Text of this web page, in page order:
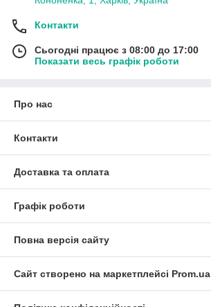
Контакти
Сьогодні працює з 08:00 до 17:00
Показати весь графік роботи
Про нас
Контакти
Доставка та оплата
Графік роботи
Повна версія сайту
Сайт створено на маркетплейсі Prom.ua